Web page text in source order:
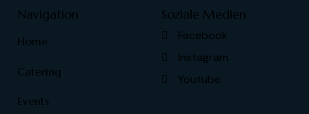
Navigation
Home
Catering
Events
Soziale Medien
Facebook
Instagram
Youtube